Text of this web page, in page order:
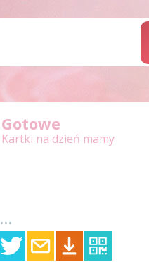
Gotowe
Kartki na dzień mamy